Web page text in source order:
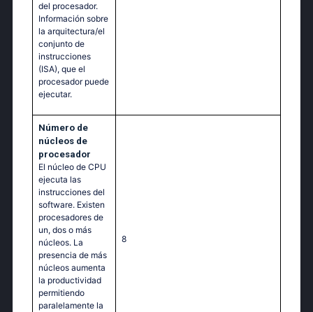
del procesador.
Información sobre
la arquitectura/el
conjunto de
instrucciones
(ISA), que el
procesador puede
ejecutar.
Número de
núcleos de
procesador
El núcleo de CPU
ejecuta las
instrucciones del
software. Existen
procesadores de
un, dos o más
núcleos. La
presencia de más
núcleos aumenta
la productividad
permitiendo
paralelamente la
8